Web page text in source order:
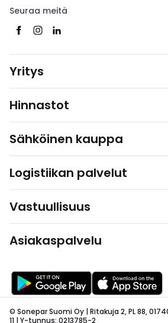
Seuraa meitä
Yritys
Hinnastot
Sähköinen kauppa
Logistiikan palvelut
Vastuullisuus
Asiakaspalvelu
© Sonepar Suomi Oy | Ritakuja 2, PL 88,
11 | Y-tunnus: 0213785-2